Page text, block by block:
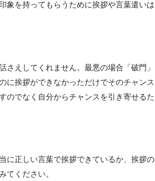
象を持ってもらうために挨拶や言葉遣いは
さえしてくれません。 最悪の場合「破門」
に挨拶ができなかっただけでそのチャンス
のでなく 自分からチャンスを引き寄せるた
に正しい言葉で挨拶できているか、 挨拶の
てください。